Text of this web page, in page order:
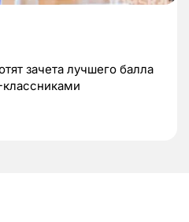
зачета лучшего балла